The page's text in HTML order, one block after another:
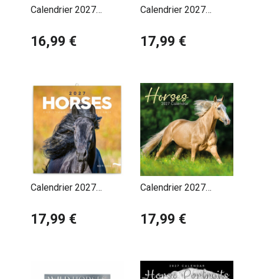
Calendrier 2027
Offert
16,99 €
Calendrier 2027
17,99 €
Calendrier 2027
17,99 €
Calendrier 2027
17,99 €